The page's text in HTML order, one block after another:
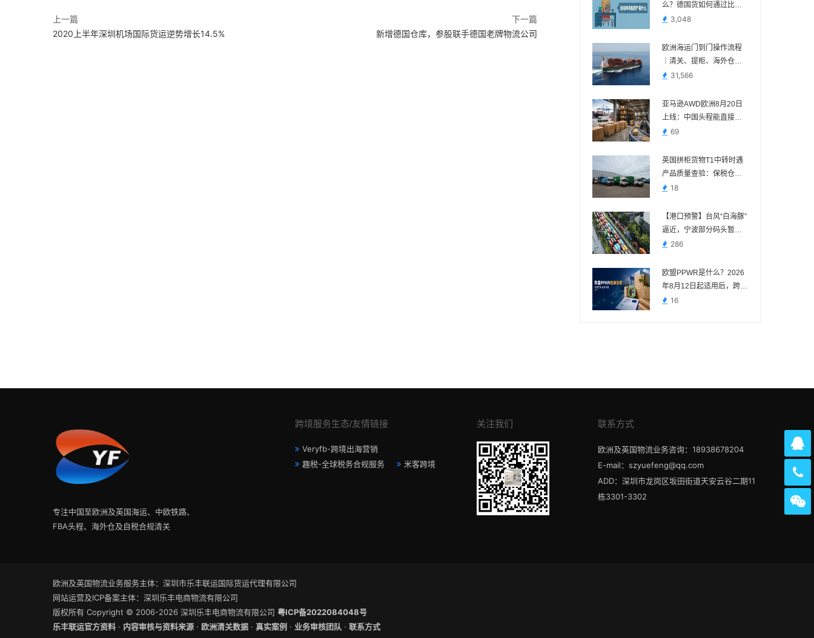
上一篇
2020上半年深圳机场国际货运逆势增长14.5%
下一篇
新增德国仓库，参股联手德国老牌物流公司
么？德国货如何通过比利
时进口？
3,048
欧洲海运门到门操作流程
｜清关、提柜、海外仓与
FBA交付节点
31,566
亚马逊AWD欧洲8月20日
上线：中国头程能直接送
吗？
69
英国拼柜货物T1中转时遇
产品质量查验：保税仓处
理案例
18
【港口预警】台风“白海豚”
逼近，宁波部分码头暂停
作业，近期出货请提前规
286
欧盟PPWR是什么？2026
年8月12日起适用后，跨境
卖家需要准备什么
16
专注中国至欧洲及英国海运、中欧铁路、
FBA头程、海外仓及自税合规清关
跨境服务生态/友情链接
Veryfb-跨境出海营销
趣税-全球税务合规服务
米客跨境
关注我们 联系方式
欧洲及英国物流业务咨询：18938678204
E-mail：szyuefeng@qq.com
ADD：深圳市龙岗区坂田街道天安云谷二期11
栋3301-3302
欧洲及英国物流业务服务主体：深圳市乐丰联运国际货运代理有限公司
网站运营及ICP备案主体：深圳乐丰电商物流有限公司
版权所有 Copyright © 2006-2026 深圳乐丰电商物流有限公司 粤ICP备2022084048号
乐丰联运官方资料 · 内容审核与资料来源 · 欧洲清关数据 · 真实案例 · 业务审核团队 · 联系方式